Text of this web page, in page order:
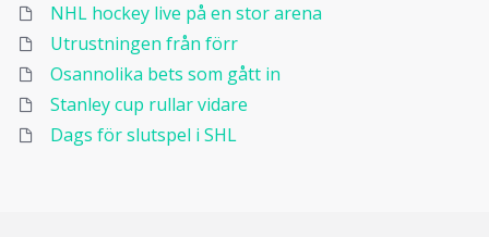
NHL hockey live på en stor arena
Utrustningen från förr
Osannolika bets som gått in
Stanley cup rullar vidare
Dags för slutspel i SHL